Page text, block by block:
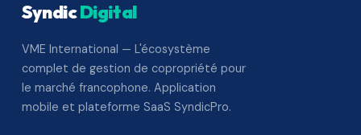
SyndicDigital
VME International — L'écosystème
complet de gestion de copropriété pour
le marché francophone. Application
mobile et plateforme SaaS SyndicPro.